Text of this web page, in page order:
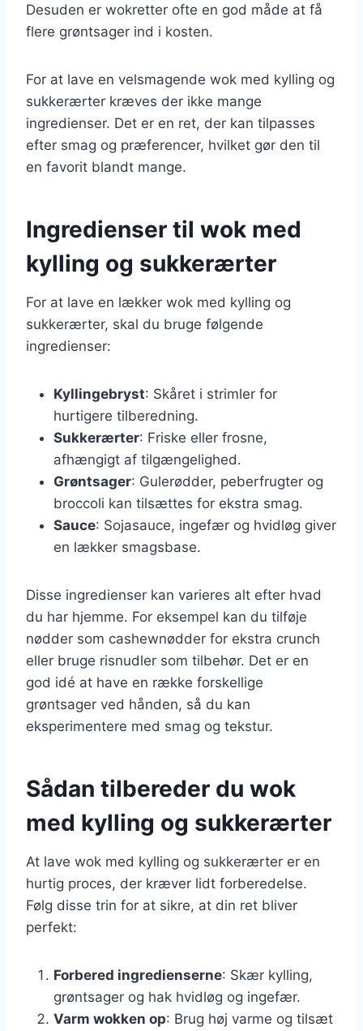
Desuden er wokretter ofte en god måde at få
flere grøntsager ind i kosten.
For at lave en velsmagende wok med kylling og
sukkerærter kræves der ikke mange
ingredienser. Det er en ret, der kan tilpasses
efter smag og præferencer, hvilket gør den til
en favorit blandt mange.
Ingredienser til wok med
kylling og sukkerærter
For at lave en lækker wok med kylling og
sukkerærter, skal du bruge følgende
ingredienser:
Kyllingebryst: Skåret i strimler for
hurtigere tilberedning.
Sukkerærter: Friske eller frosne,
afhængigt af tilgængelighed.
Grøntsager: Gulerødder, peberfrugter og
broccoli kan tilsættes for ekstra smag.
Sauce: Sojasauce, ingefær og hvidløg giver
en lækker smagsbase.
Disse ingredienser kan varieres alt efter hvad
du har hjemme. For eksempel kan du tilføje
nødder som cashewnødder for ekstra crunch
eller bruge risnudler som tilbehør. Det er en
god idé at have en række forskellige
grøntsager ved hånden, så du kan
eksperimentere med smag og tekstur.
Sådan tilbereder du wok
med kylling og sukkerærter
At lave wok med kylling og sukkerærter er en
hurtig proces, der kræver lidt forberedelse.
Følg disse trin for at sikre, at din ret bliver
perfekt:
Forbered ingredienserne: Skær kylling,
grøntsager og hak hvidløg og ingefær.
Varm wokken op: Brug høj varme og tilsæt